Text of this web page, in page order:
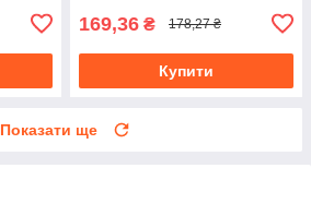
169,36 ₴ 178,27 ₴
Купити
Показати ще